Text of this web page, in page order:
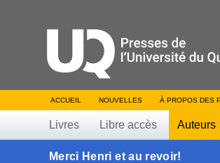
ACCUEIL NOUVELLES À PROPOS DES
Livres Libre accès Auteurs
Merci Henri et au revoir!